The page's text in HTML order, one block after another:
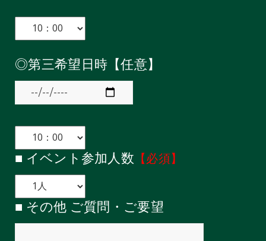
◎第三希望日時【任意】
■ イベント参加人数 【必須】
■ その他 ご質問・ご要望